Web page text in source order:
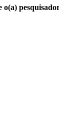
o(a)